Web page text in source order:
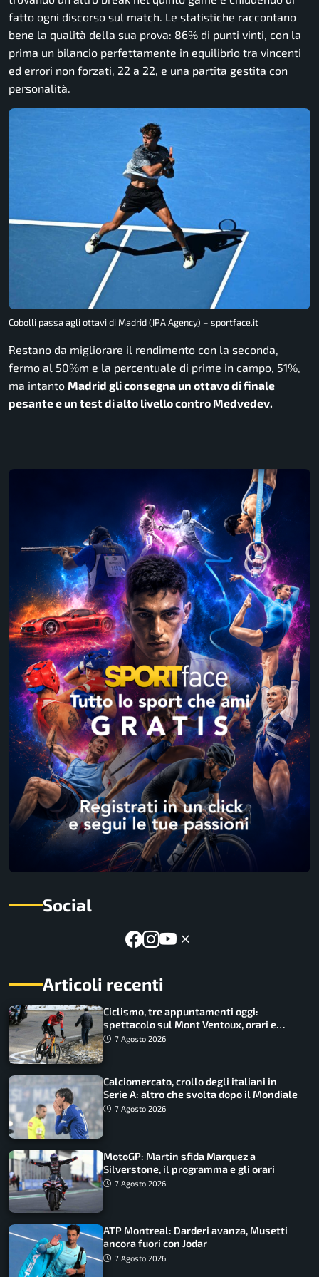
fatto ogni discorso sul match. Le statistiche raccontano
bene la qualità della sua prova: 86% di punti vinti, con la
prima un bilancio perfettamente in equilibrio tra vincenti
ed errori non forzati, 22 a 22, e una partita gestita con
personalità.
Cobolli passa agli ottavi di Madrid (IPA Agency) – sportface.it
Restano da migliorare il rendimento con la seconda,
fermo al 50%m e la percentuale di prime in campo, 51%,
ma intanto Madrid gli consegna un ottavo di finale
pesante e un test di alto livello contro Medvedev.
Social
Articoli recenti
Ciclismo, tre appuntamenti oggi:
spettacolo sul Mont Ventoux, orari e
come vederli
7 Agosto 2026
Calciomercato, crollo degli italiani in
Serie A: altro che svolta dopo il Mondiale
7 Agosto 2026
MotoGP: Martin sfida Marquez a
Silverstone, il programma e gli orari
7 Agosto 2026
ATP Montreal: Darderi avanza, Musetti
ancora fuori con Jodar
7 Agosto 2026